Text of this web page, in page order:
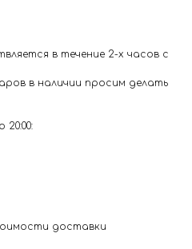
в течение 2-х часов с
в наличии просим делать
доставки